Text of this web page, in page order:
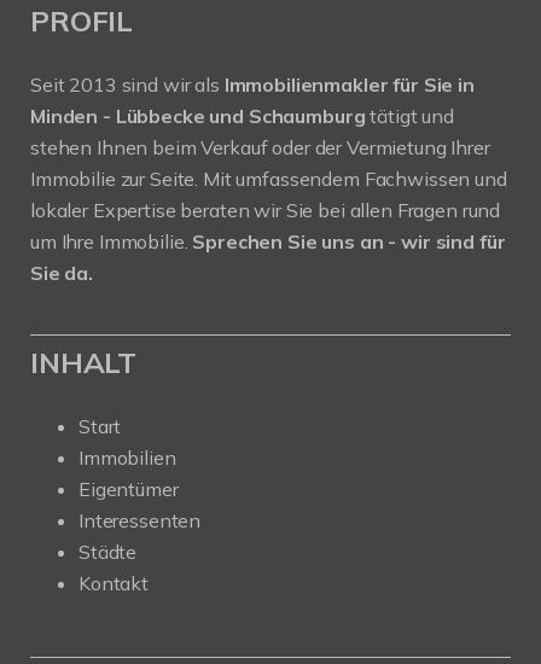
PROFIL
Seit 2013 sind wir als Immobilienmakler für Sie in
Minden - Lübbecke und Schaumburgtätigt und
stehen Ihnen beim Verkauf oder der Vermietung Ihrer
Immobilie zur Seite. Mit umfassendem Fachwissen und
lokaler Expertise beraten wir Sie bei allen Fragen rund
um Ihre Immobilie. Sprechen Sie uns an - wir sind für
Sie da.
INHALT
Start
Immobilien
Eigentümer
Interessenten
Städte
Kontakt